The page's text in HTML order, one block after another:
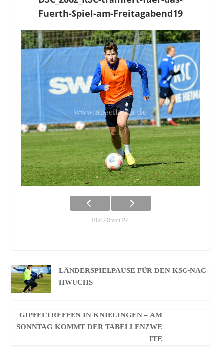
Fuerth-Spiel-am-Freitagabend19
Bild 20 von 22
LÄNDERSPIELPAUSE FÜR DEN KSC-NAC
HWUCHS
GIPFELTREFFEN IN KNIELINGEN – AM
SONNTAG KOMMT DER TABELLENZWE
ITE